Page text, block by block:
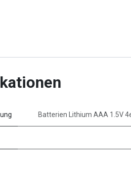
Batterien Lithium AAA 1.5V